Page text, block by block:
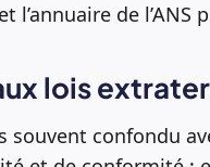
l’annuaire de l’ANS
lois
souvent confondu